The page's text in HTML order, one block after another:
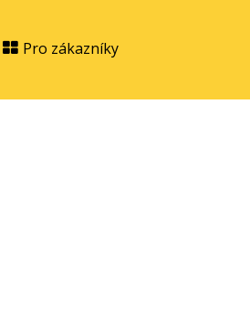
Pro zákazníky